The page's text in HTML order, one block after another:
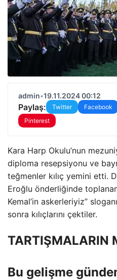
admin•19.11.2024 00:12
Paylaş: Twitter Facebook
Pinterest
Kara Harp Okulu’nun
diploma resepsiyonu ve
teğmenler kılıç yemini etti.
Eroğlu önderliğinde
Kemal’in askerleriyiz”
sonra kılıçlarını çektiler.
TARTIŞMALARIN
Bu gelişme